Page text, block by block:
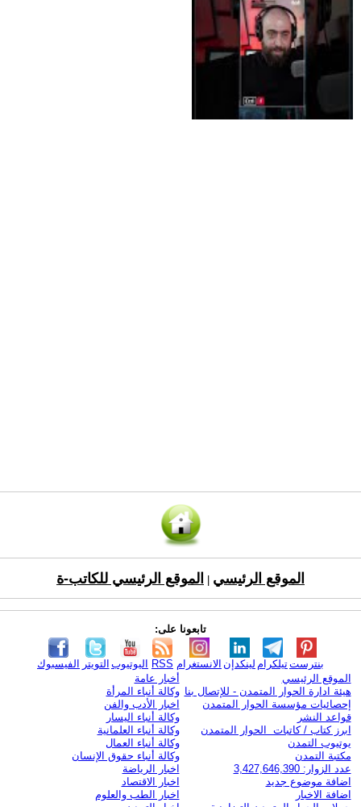
الموقع الرئيسي الموقع الرئيسي للكاتب-ة
تابعونا على:
الفيسبوك التويتر اليوتيوب RSS الانستغرام لينكدإن تيلكرامبنترست
الموقع الرئيسي
هيئة ادارة الحوار المتمدن - للإتصال بنا
إحصائيات مؤسسة الحوار المتمدن
قواعد النشر
ابرز كتاب / كاتبات الحوار المتمدن
يوتيوب التمدن
مكتبة التمدن
عدد الزوار: 3,427,646,390
اضافة موضوع جديد
اضافة الاخبار
أخبار عامة
وكالة أنباء المرأة
اخبار الأدب والفن
وكالة أنباء اليسار
وكالة أنباء العلمانية
وكالة أنباء العمال
وكالة أنباء حقوق الإنسان
اخبار الرياضة
اخبار الاقتصاد
اخبار الطب والعلوم